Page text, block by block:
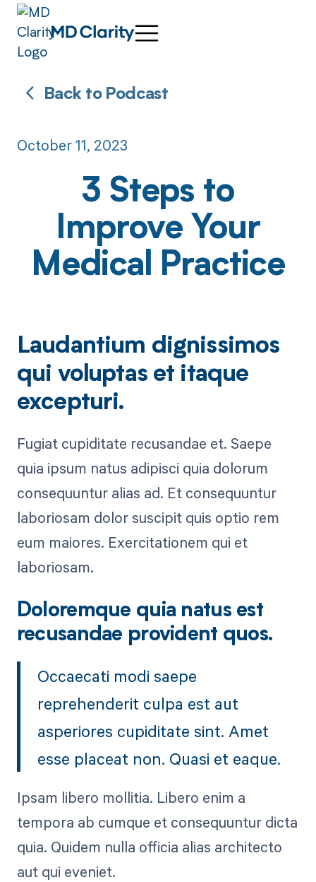
Back to Podcast
October 11, 2023
3 Steps to
Improve Your
Medical Practice
Laudantium dignissimos
qui voluptas et itaque
excepturi.
Fugiat cupiditate recusandae et. Saepe
quia ipsum natus adipisci quia dolorum
consequuntur alias ad. Et consequuntur
laboriosam dolor suscipit quis optio rem
eum maiores. Exercitationem qui et
laboriosam.
Doloremque quia natus est
recusandae provident quos.
Occaecati modi saepe
reprehenderit culpa est aut
asperiores cupiditate sint. Amet
esse placeat non. Quasi et eaque.
Ipsam libero mollitia. Libero enim a
tempora ab cumque et consequuntur dicta
quia. Quidem nulla officia alias architecto
aut qui eveniet.